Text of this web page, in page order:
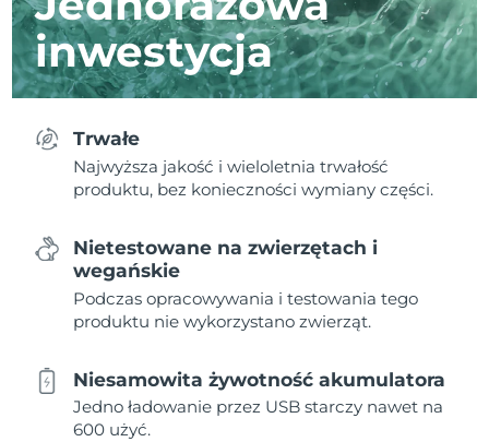
inwestycja
Trwałe
Najwyższa jakość i wieloletnia trwałość
produktu, bez konieczności wymiany części.
Nietestowane na zwierzętach i
wegańskie
Podczas opracowywania i testowania tego
produktu nie wykorzystano zwierząt.
Niesamowita żywotność akumulatora
Jedno ładowanie przez USB starczy nawet na
600 użyć.